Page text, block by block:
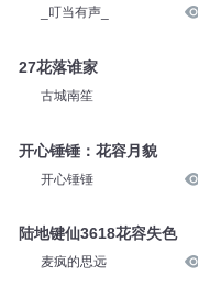
_叮当有声_
27花落谁家
古城南笙
开心锤锤：花容月貌
开心锤锤
陆地键仙3618花容失色
麦疯的思远